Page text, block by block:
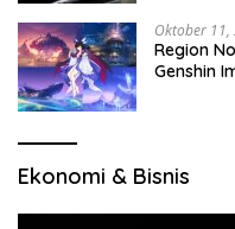
Oktober 11,
Region
Genshin
Ekonomi & Bisnis